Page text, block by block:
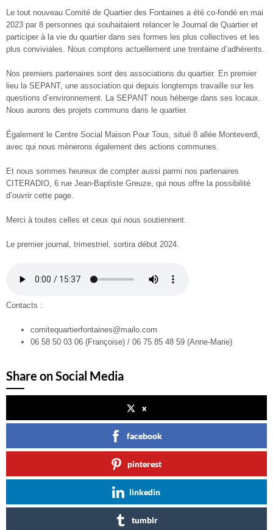
Le tout nouveau Comité de Quartier des Fontaines a été co-fondé en mai
2023 par 8 personnes qui souhaitaient relancer le Journal de Quartier et
participer à la vie du quartier dans ses formes les plus collectives et les
plus conviviales. Nous comptons actuellement une trentaine d’adhérents.
Nos premiers partenaires sont des associations du quartier. En premier
lieu la SEPANT, une association qui depuis longtemps travaille sur les
questions d’environnement. La SEPANT nous héberge dans ses locaux.
Nous aurons des projets communs dans le quartier.
Également le Centre Social Maison Pour Tous, situé 8 allée Monteverdi,
avec qui nous mènerons également des actions communes.
Et nous sommes heureux de compter aussi parmi nos partenaires
CITERADIO, 6 rue Jean-Baptiste Greuze, qui nous offre la possibilité
d’ouvrir cette page.
Merci à toutes celles et ceux qui nous soutiennent.
Le premier journal, trimestriel, sortira début 2024.
Contacts :
comitequartierfontaines@mailo.com
06 58 50 03 06 (Françoise) / 06 75 85 48 59 (Anne-Marie)
Share on Social Media
x
facebook
pinterest
linkedin
tumblr